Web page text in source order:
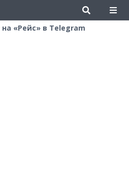
на «Рейс» в Telegram